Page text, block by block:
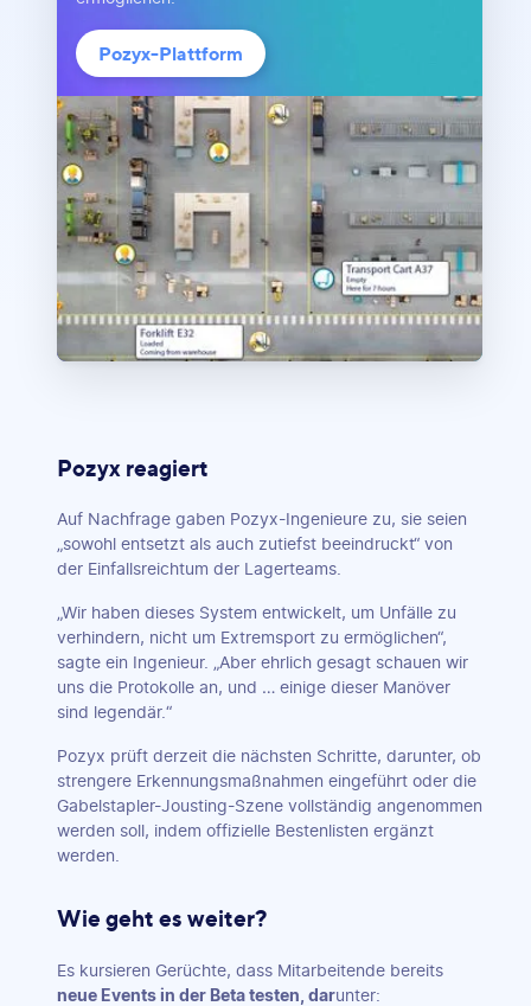
Pozyx-Plattform
Pozyx reagiert
Auf Nachfrage gaben Pozyx-Ingenieure zu, sie seien
„sowohl entsetzt als auch zutiefst beeindruckt“ von
der Einfallsreichtum der Lagerteams.
„Wir haben dieses System entwickelt, um Unfälle zu
verhindern, nicht um Extremsport zu ermöglichen“,
sagte ein Ingenieur. „Aber ehrlich gesagt schauen wir
uns die Protokolle an, und … einige dieser Manöver
sind legendär.“
Pozyx prüft derzeit die nächsten Schritte, darunter, ob
strengere Erkennungsmaßnahmen eingeführt oder die
Gabelstapler-Jousting-Szene vollständig angenommen
werden soll, indem offizielle Bestenlisten ergänzt
werden.
Wie geht es weiter?
Es kursieren Gerüchte, dass Mitarbeitende bereits
neue Events in der Beta testen , darunter: